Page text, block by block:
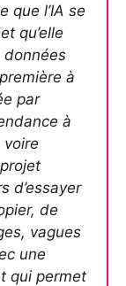
que l’IA se
qu’elle
à
par
à
d’essayer
de
vagues
une
qui permet